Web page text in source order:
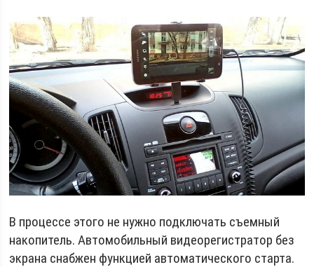
В процессе этого не нужно подключать съемный
накопитель. Автомобильный видеорегистратор без
экрана снабжен функцией автоматического старта.